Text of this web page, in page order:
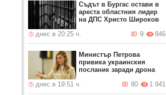
Съдът в Бургас остави в
ареста областния лидер
на ДПС Христо Широков
днес в 20:25 ч.
846
9
Министър Петрова
привика украинския
посланик заради дрона
днес в 19:51 ч.
1 941
80